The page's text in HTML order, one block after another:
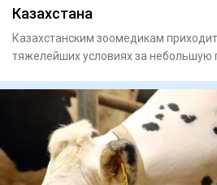
Казахстана
Казахстанским зоомедикам
тяжелейших условиях за небольшую